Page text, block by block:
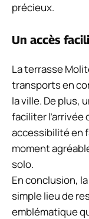
précieux.
Un accès
La terrasse
transports en
la ville. De plus,
faciliter
accessibilité en
moment
solo.
En conclusion,
simple lieu de
emblématique